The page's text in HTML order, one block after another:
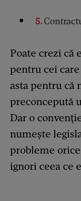
5
Poate crezi că
pentru cei
asta pentru că
preconcepută
Dar o
numește
probleme
ignori ceea ce